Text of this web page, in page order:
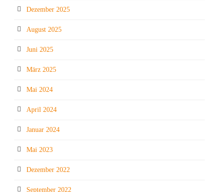
Dezember 2025
August 2025
Juni 2025
März 2025
Mai 2024
April 2024
Januar 2024
Mai 2023
Dezember 2022
September 2022